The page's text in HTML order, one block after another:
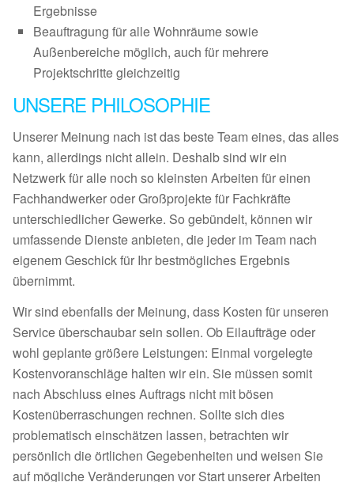
Ergebnisse
Beauftragung für alle Wohnräume sowie
Außenbereiche möglich, auch für mehrere
Projektschritte gleichzeitig
UNSERE PHILOSOPHIE
Unserer Meinung nach ist das beste Team eines, das alles
kann, allerdings nicht allein. Deshalb sind wir ein
Netzwerk für alle noch so kleinsten Arbeiten für einen
Fachhandwerker oder Großprojekte für Fachkräfte
unterschiedlicher Gewerke. So gebündelt, können wir
umfassende Dienste anbieten, die jeder im Team nach
eigenem Geschick für Ihr bestmögliches Ergebnis
übernimmt.
Wir sind ebenfalls der Meinung, dass Kosten für unseren
Service überschaubar sein sollen. Ob Eilaufträge oder
wohl geplante größere Leistungen: Einmal vorgelegte
Kostenvoranschläge halten wir ein. Sie müssen somit
nach Abschluss eines Auftrags nicht mit bösen
Kostenüberraschungen rechnen. Sollte sich dies
problematisch einschätzen lassen, betrachten wir
persönlich die örtlichen Gegebenheiten und weisen Sie
auf mögliche Veränderungen vor Start unserer Arbeiten